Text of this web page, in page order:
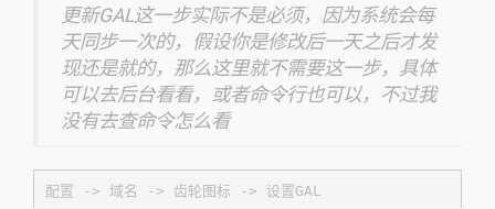
更新GAL这一步实际不是必须，因为系统会每
天同步一次的，假设你是修改后一天之后才发
现还是就的，那么这里就不需要这一步，具体
可以去后台看看，或者命令行也可以，不过我
没有去查命令怎么看
配置 -> 域名 -> 齿轮图标 -> 设置GAL